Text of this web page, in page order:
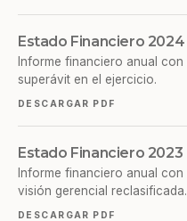
Estado Financiero 2024
Informe financiero anual
superávit en el ejercicio.
DESCARGAR PDF
Estado Financiero 2023
Informe financiero anual
visión gerencial reclasificada.
DESCARGAR PDF